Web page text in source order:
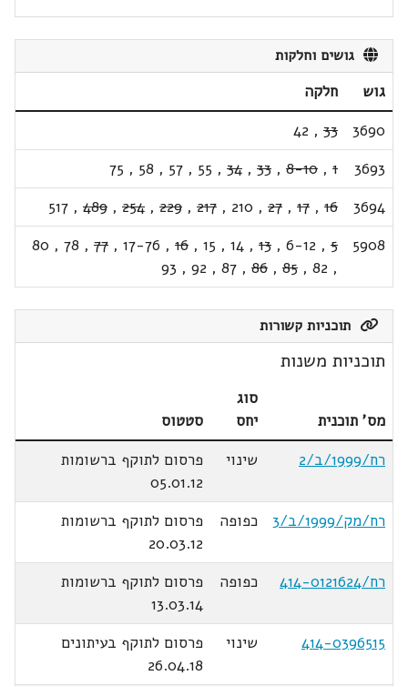
גושים וחלקות
גוש
חלקה
3690
33
,
42
3693
1
,
8-10
,
33
,
34
,
55
,
57
,
58
,
75
3694
16
,
17
,
27
,
210
,
217
,
229
,
254
,
489
,
517
5908
5
,
6-12
,
13
,
14
,
15
,
16
,
17-76
,
77
,
78
,
80
,
82
,
85
,
86
,
87
,
92
,
93
תוכניות קשורות
תוכניות משנות
מס' תוכנית
סוג
יחס
סטטוס
רח/1999/ב/2
שינוי
פרסום לתוקף ברשומות
05.01.12
רח/מק/1999/ב/3
כפופה
פרסום לתוקף ברשומות
20.03.12
רח/414-0121624
כפופה
פרסום לתוקף ברשומות
13.03.14
414-0396515
שינוי
פרסום לתוקף בעיתונים
26.04.18